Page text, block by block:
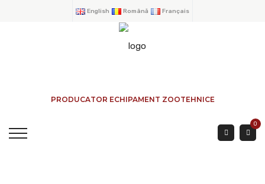
English Română Français
PRODUCATOR ECHIPAMENT ZOOTEHNICE
0